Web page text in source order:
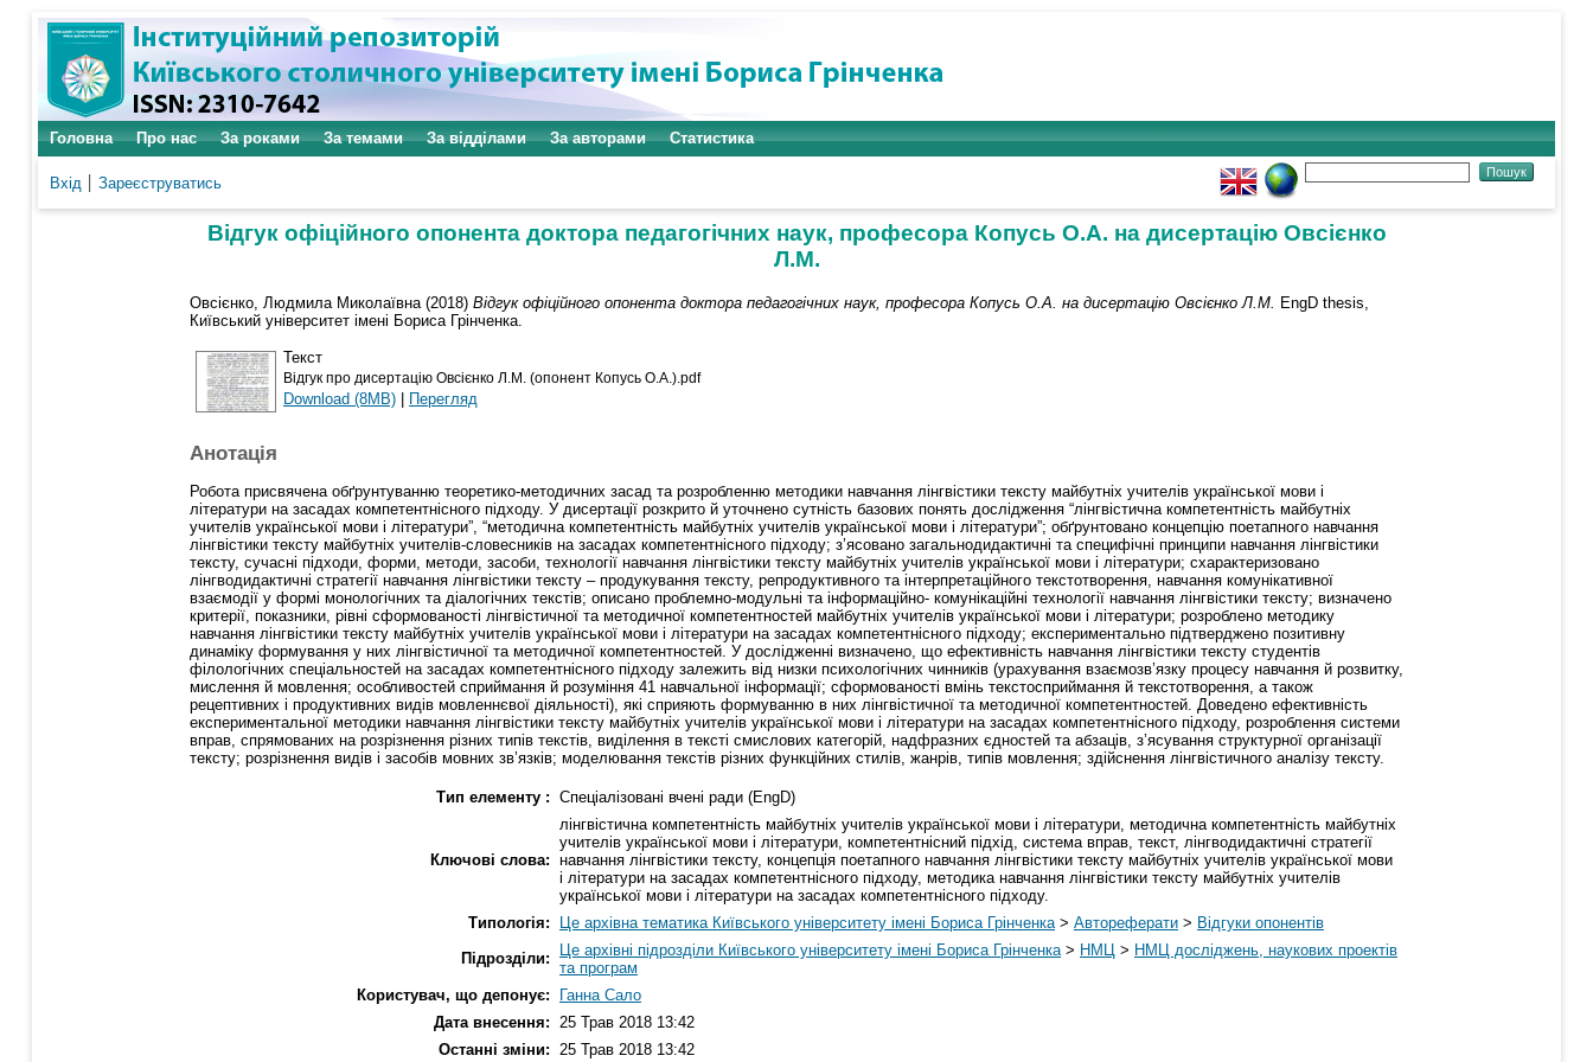
Головна Про нас За роками За темами За відділами За авторами Статистика
Вхід Зареєструватись
Відгук офіційного опонента доктора педагогічних наук, професора Копусь О.А. на дисертацію Овсієнко
Л.М.
Овсієнко, Людмила Миколаївна (2018) Відгук офіційного опонента доктора педагогічних наук, професора Копусь О.А. на дисертацію Овсієнко Л.М.
EngD thesis,
Київський університет імені Бориса Грінченка.
Текст
Відгук про дисертацію Овсієнко Л.М. (опонент Копусь О.А.).pdf
Download (8MB) | Перегляд
Анотація
Робота присвячена обґрунтуванню теоретико-методичних засад та розробленню методики навчання лінгвістики тексту майбутніх учителів української мови і
літератури на засадах компетентнісного підходу. У дисертації розкрито й уточнено сутність базових понять дослідження “лінгвістична компетентність майбутніх
учителів української мови і літератури”, “методична компетентність майбутніх учителів української мови і літератури”; обґрунтовано концепцію поетапного навчання
лінгвістики тексту майбутніх учителів-словесників на засадах компетентнісного підходу; з’ясовано загальнодидактичні та специфічні принципи навчання лінгвістики
тексту, сучасні підходи, форми, методи, засоби, технології навчання лінгвістики тексту майбутніх учителів української мови і літератури; схарактеризовано
лінгводидактичні стратегії навчання лінгвістики тексту – продукування тексту, репродуктивного та інтерпретаційного текстотворення, навчання комунікативної
взаємодії у формі монологічних та діалогічних текстів; описано проблемно-модульні та інформаційно- комунікаційні технології навчання лінгвістики тексту; визначено
критерії, показники, рівні сформованості лінгвістичної та методичної компетентностей майбутніх учителів української мови і літератури; розроблено методику
навчання лінгвістики тексту майбутніх учителів української мови і літератури на засадах компетентнісного підходу; експериментально підтверджено позитивну
динаміку формування у них лінгвістичної та методичної компетентностей. У дослідженні визначено, що ефективність навчання лінгвістики тексту студентів
філологічних спеціальностей на засадах компетентнісного підходу залежить від низки психологічних чинників (урахування взаємозв’язку процесу навчання й розвитку,
мислення й мовлення; особливостей сприймання й розуміння 41 навчальної інформації; сформованості вмінь текстосприймання й текстотворення, а також
рецептивних і продуктивних видів мовленнєвої діяльності), які сприяють формуванню в них лінгвістичної та методичної компетентностей. Доведено ефективність
експериментальної методики навчання лінгвістики тексту майбутніх учителів української мови і літератури на засадах компетентнісного підходу, розроблення системи
вправ, спрямованих на розрізнення різних типів текстів, виділення в тексті смислових категорій, надфразних єдностей та абзаців, з’ясування структурної організації
тексту; розрізнення видів і засобів мовних зв’язків; моделювання текстів різних функційних стилів, жанрів, типів мовлення; здійснення лінгвістичного аналізу тексту.
Тип елементу : Спеціалізовані вчені ради (EngD)
Ключові слова:
лінгвістична компетентність майбутніх учителів української мови і літератури, методична компетентність майбутніх
учителів української мови і літератури, компетентнісний підхід, система вправ, текст, лінгводидактичні стратегії
навчання лінгвістики тексту, концепція поетапного навчання лінгвістики тексту майбутніх учителів української мови
і літератури на засадах компетентнісного підходу, методика навчання лінгвістики тексту майбутніх учителів
української мови і літератури на засадах компетентнісного підходу.
Типологія:
Це архівна тематика Київського університету імені Бориса Грінченка > Автореферати > Відгуки опонентів
Підрозділи:
Це архівні підрозділи Київського університету імені Бориса Грінченка > НМЦ > НМЦ досліджень, наукових проектів
та програм
Користувач, що депонує:
Ганна Сало
Дата внесення:
25 Трав 2018 13:42
Останні зміни:
25 Трав 2018 13:42